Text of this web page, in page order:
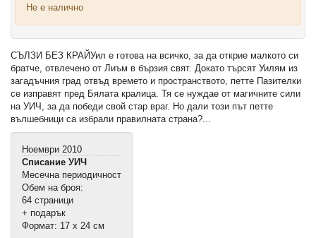
Не е налично
СЪЛЗИ БЕЗ КРАЙУил е готова на всичко, за да открие малкото си
братче, отвлечено от Лиъм в бързия свят. Докато търсят Уилям из
загадъчния град отвъд времето и пространството, петте Пазителки
се изправят пред Бялата кралица. Тя се нуждае от магичните сили
на УИЧ, за да победи свой стар враг. Но дали този път петте
вълшебници са избрали правилната страна?...
Ноември 2010
Списание УИЧ
Месечна периодичност
Обем на броя:
64 страници
+ подарък
Формат: 17 х 24 см